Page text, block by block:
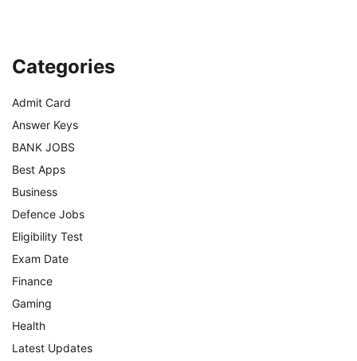
Categories
Admit Card
Answer Keys
BANK JOBS
Best Apps
Business
Defence Jobs
Eligibility Test
Exam Date
Finance
Gaming
Health
Latest Updates